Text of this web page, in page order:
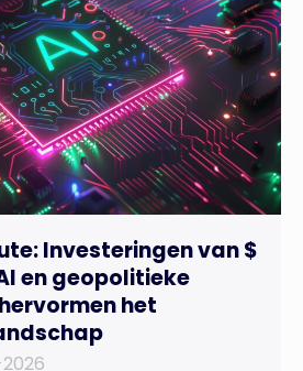
Investeringen van $
en geopolitieke
het